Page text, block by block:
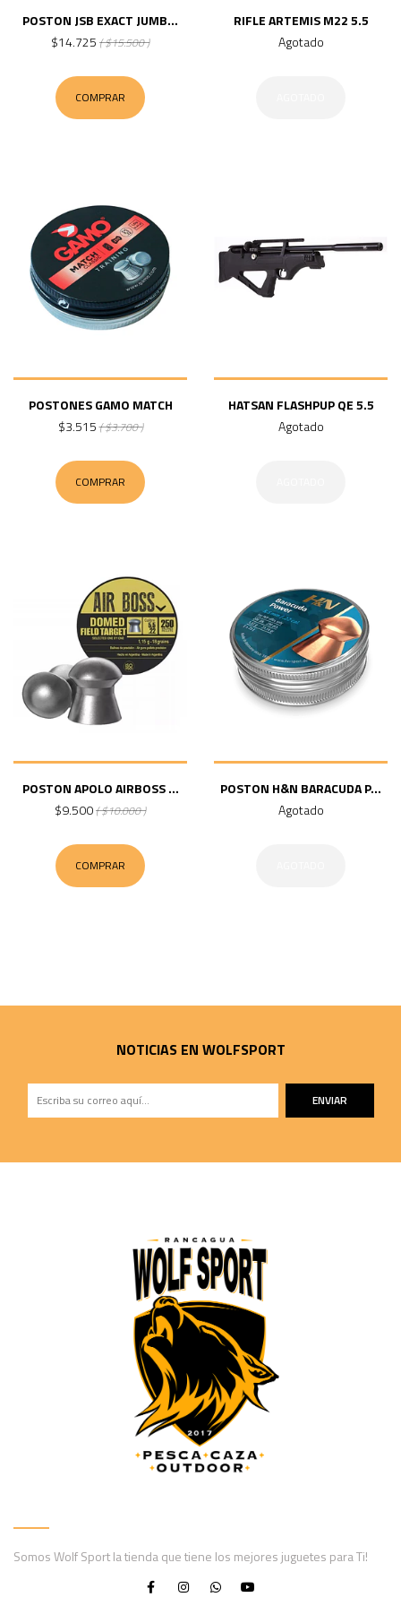
POSTON JSB EXACT JUMB...
$14.725 ( $15.500 )
COMPRAR
RIFLE ARTEMIS M22 5.5
Agotado
POSTONES GAMO MATCH
$3.515( $3.700 )
COMPRAR
HATSAN FLASHPUP QE 5.5
Agotado
POSTON APOLO AIRBOSS ...
$9.500( $10.000 )
COMPRAR
POSTON H&N BARACUDA P...
Agotado
NOTICIAS EN WOLFSPORT
ENVIAR
Somos Wolf Sport la tienda que tiene los mejores juguetes para Ti!